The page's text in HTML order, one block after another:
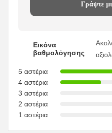
Γράψτε
Εικόνα
βαθμολόγησης
5 αστέρια
4 αστέρια
3 αστέρια
2 αστέρια
1 αστέρια